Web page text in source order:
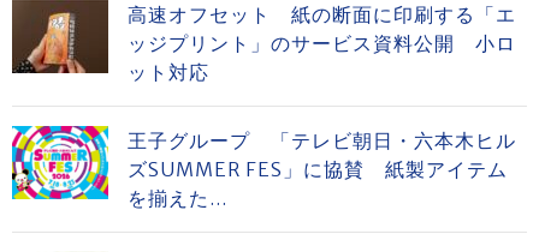
高速オフセット 紙の断面に印刷する「エ
ッジプリント」のサービス資料公開 小ロ
ット対応
王子グループ 「テレビ朝日・六本木ヒル
ズSUMMER FES」に協賛 紙製アイテム
を揃えた...